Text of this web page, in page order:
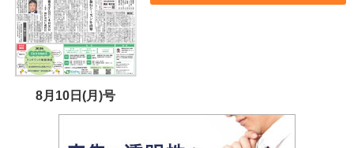
8月10日(月)号